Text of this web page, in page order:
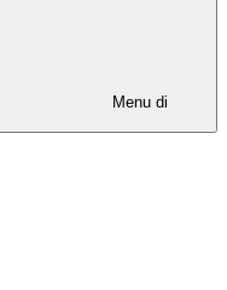
Menu di